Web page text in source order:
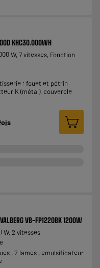
KHC30.000WH
W, 7 vitesses, Fonction
: fouet et pétrin
K (métal), couvercle
VB-FP1220BK 1200W
W, 2 vitesses
, 2 lames , emulsificateur